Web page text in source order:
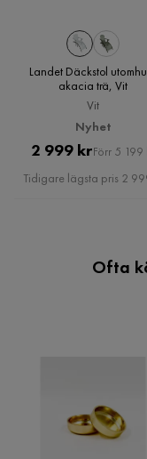
Färg
Landet Däckstol
akacia trä, Vit
Vit
Nyhet
Pris
2 999 krOriginal
Pris
Förr 5 199
Tidigare lägsta pris 2
Ofta